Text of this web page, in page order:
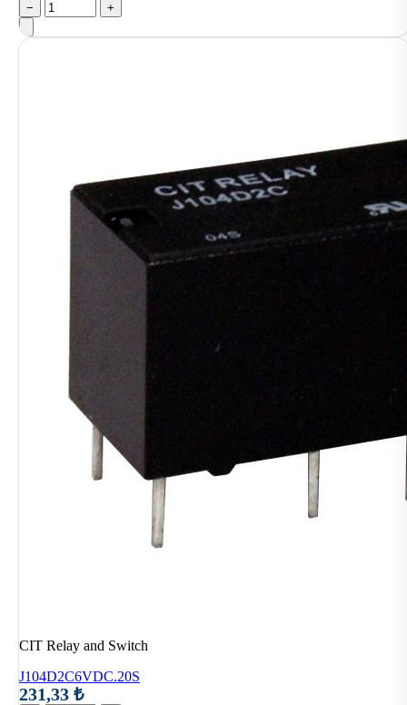
− +
CIT Relay and Switch
J104D2C6VDC.20S
231,33 ₺